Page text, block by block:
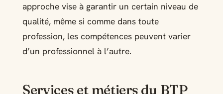
approche vise à garantir un certain niveau de
qualité, même si comme dans toute
profession, les compétences peuvent varier
d’un professionnel à l’autre.
Services et métiers du BTP